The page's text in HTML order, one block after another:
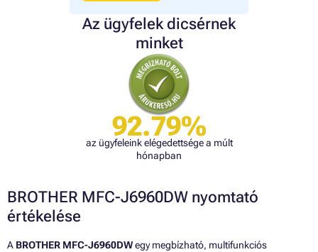
Az ügyfelek dicsérnek
minket
92.79%
az ügyfeleink elégedettsége a múlt
hónapban
BROTHER MFC-J6960DW nyomtató
értékelése
A BROTHER MFC-J6960DWegy megbízható, multifunkciós